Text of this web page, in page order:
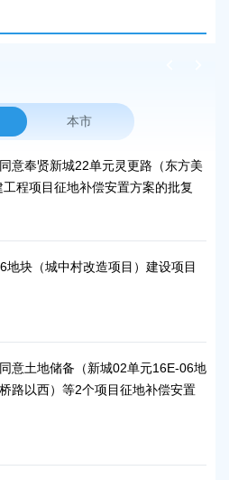
本市
意奉贤新城22单元灵更路（东方美
程项目征地补偿安置方案的批复
块（城中村改造项目）建设项目
意土地储备（新城02单元16E-06地
路以西）等2个项目征地补偿安置